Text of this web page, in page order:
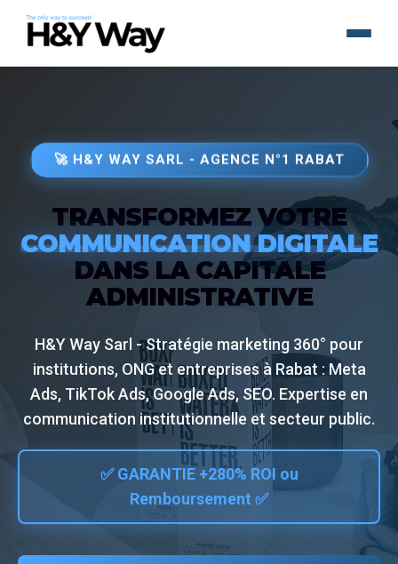
🚀 H&Y WAY SARL - AGENCE N°1 RABAT
TRANSFORMEZ VOTRE
COMMUNICATION DIGITALE
DANS LA CAPITALE
ADMINISTRATIVE
H&Y Way Sarl - Stratégie marketing 360° pour
institutions, ONG et entreprises à Rabat : Meta
Ads, TikTok Ads, Google Ads, SEO. Expertise en
communication institutionnelle et secteur public.
✅ GARANTIE +280% ROI ou
Remboursement ✅